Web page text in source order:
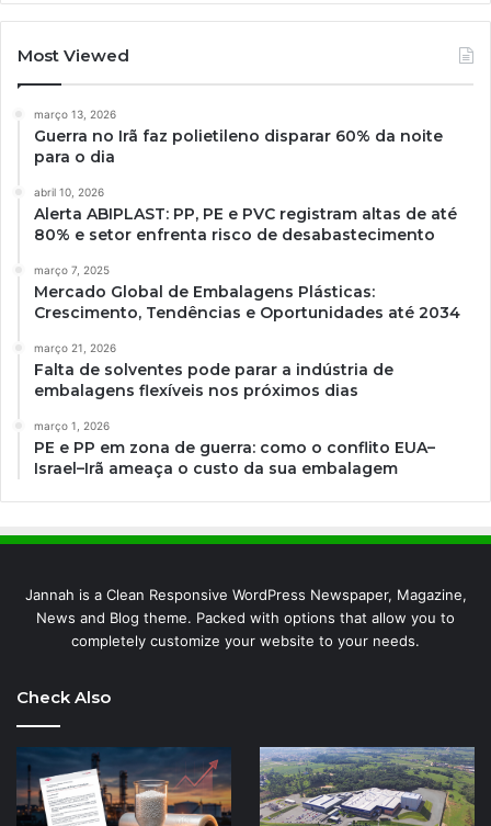
Most Viewed
março 13, 2026
Guerra no Irã faz polietileno disparar 60% da noite
para o dia
abril 10, 2026
Alerta ABIPLAST: PP, PE e PVC registram altas de até
80% e setor enfrenta risco de desabastecimento
março 7, 2025
Mercado Global de Embalagens Plásticas:
Crescimento, Tendências e Oportunidades até 2034
março 21, 2026
Falta de solventes pode parar a indústria de
embalagens flexíveis nos próximos dias
março 1, 2026
PE e PP em zona de guerra: como o conflito EUA–
Israel–Irã ameaça o custo da sua embalagem
Jannah is a Clean Responsive WordPress Newspaper, Magazine,
News and Blog theme. Packed with options that allow you to
completely customize your website to your needs.
Check Also